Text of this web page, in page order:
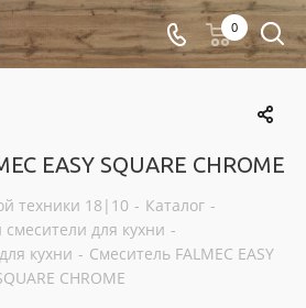
0
EASY SQUARE CHROME
техники 18|10 - Каталог -
для кухни -
кухни - Смеситель FALMEC EASY
CHROME